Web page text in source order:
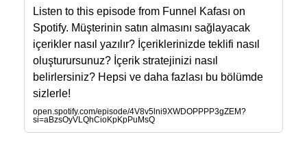
Listen to this episode from Funnel Kafası on
Spotify. Müşterinin satın almasını sağlayacak
içerikler nasıl yazılır? İçeriklerinizde teklifi nasıl
oluşturursunuz? İçerik stratejinizi nasıl
belirlersiniz? Hepsi ve daha fazlası bu bölümde
sizlerle!
open.spotify.com/episode/4V8v5lni9XWDOPPPP3gZEM?
si=aBzsOyVLQhCioKpKpPuMsQ